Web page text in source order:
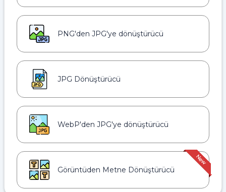
PNG'den JPG'ye dönüştürücü
JPG Dönüştürücü
WebP'den JPG'ye dönüştürücü
Görüntüden Metne Dönüştürücü